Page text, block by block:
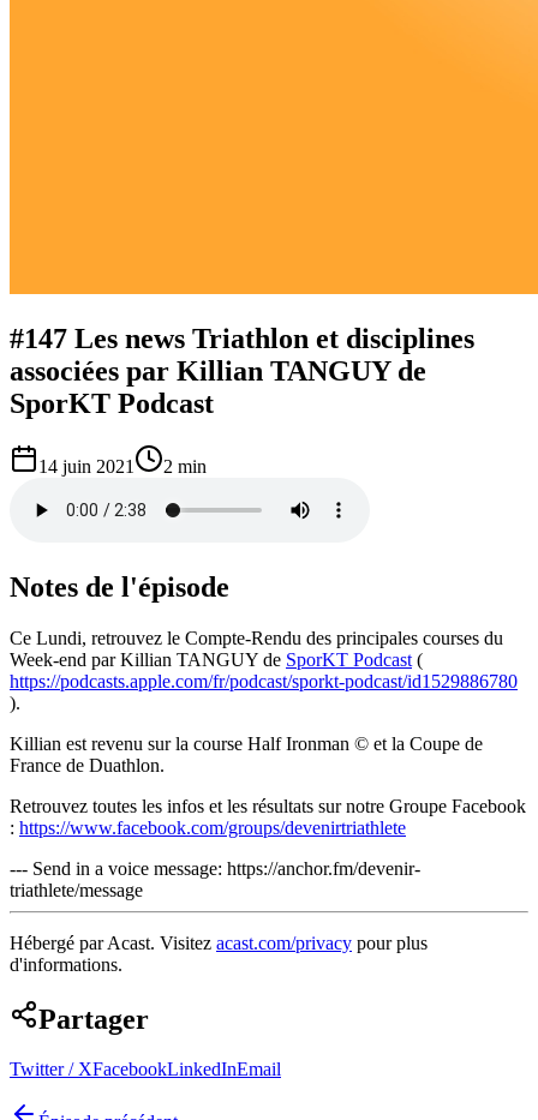
#147 Les news Triathlon et disciplines
associées par Killian TANGUY de
SporKT Podcast
14 juin 2021 2 min
Notes de l'épisode
Ce Lundi, retrouvez le Compte-Rendu des principales courses du
Week-end par Killian TANGUY de SporKT Podcast (
https://podcasts.apple.com/fr/podcast/sporkt-podcast/id1529886780
).
Killian est revenu sur la course Half Ironman © et la Coupe de
France de Duathlon.
Retrouvez toutes les infos et les résultats sur notre Groupe Facebook
: https://www.facebook.com/groups/devenirtriathlete
--- Send in a voice message: https://anchor.fm/devenir-
triathlete/message
Hébergé par Acast. Visitez acast.com/privacy pour plus
d'informations.
Partager
Twitter / XFacebookLinkedInEmail